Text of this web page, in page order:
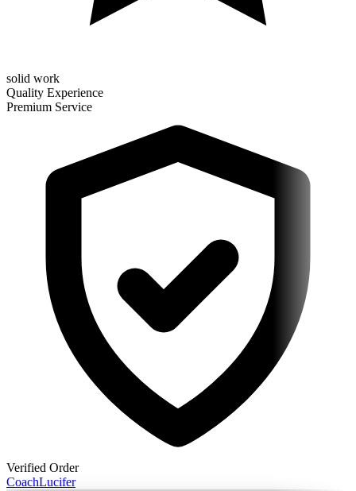
solid work
Quality Experience
Premium Service
Verified Order
CoachLucifer